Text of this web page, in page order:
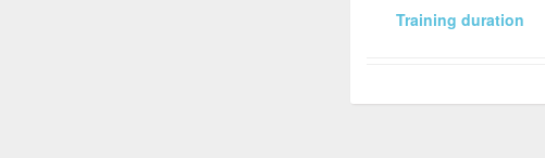
Training duration